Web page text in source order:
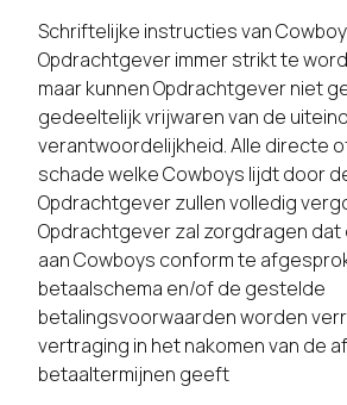
Schriftelijke instructies van
Opdrachtgever immer strikt te
maar kunnen Opdrachtgever niet
gedeeltelijk vrijwaren van de
verantwoordelijkheid. Alle directe
schade welke Cowboys lijdt door
Opdrachtgever zullen volledig
Opdrachtgever zal zorgdragen dat
aan Cowboys conform te
betaalschema en/of de gestelde
betalingsvoorwaarden worden
vertraging in het nakomen van de
betaaltermijnen geeft